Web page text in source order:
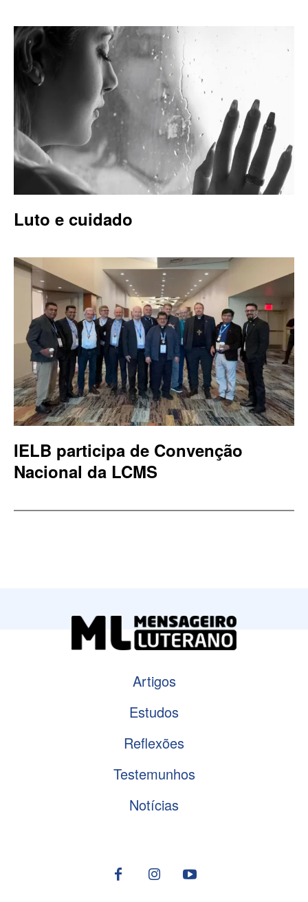
Luto e cuidado
IELB participa de Convenção
Nacional da LCMS
Artigos
Estudos
Reflexões
Testemunhos
Notícias